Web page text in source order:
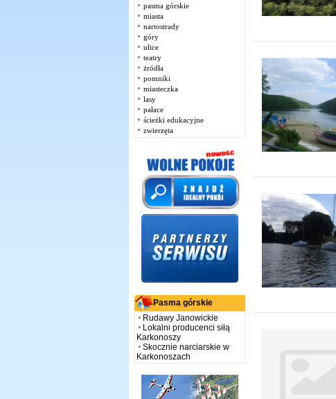
pasma górskie
miasta
nartostrady
góry
ulice
teatry
żródła
pomniki
miasteczka
lasy
pałace
ścieżki edukacyjne
zwierzęta
Pasma górskie
Rudawy Janowickie
Lokalni producenci siłą
Karkonoszy
Skocznie narciarskie w
Karkonoszach